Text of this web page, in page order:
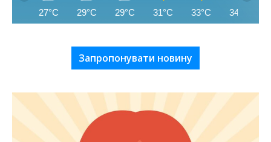
27°C 29°C 29°C 31°C 33°C 34°C
Запропонувати новину